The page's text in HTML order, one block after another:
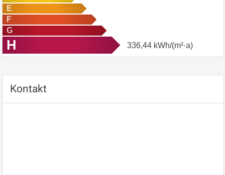
E
F
G
H 336,44 kWh/(m²·a)
Kontakt